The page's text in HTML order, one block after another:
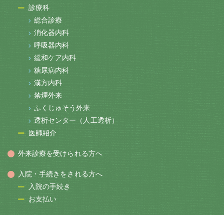
診療科
総合診療
消化器内科
呼吸器内科
緩和ケア内科
糖尿病内科
漢方内科
禁煙外来
ふくじゅそう外来
透析センター（人工透析）
医師紹介
外来診療を受けられる方へ
入院・手続きをされる方へ
入院の手続き
お支払い